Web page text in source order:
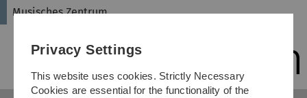
Skip
Skip
Skip
Skip
Musisches Zentrum
Privacy Settings
This website uses cookies. Strictly Necessary
Cookies are essential for the functionality of the